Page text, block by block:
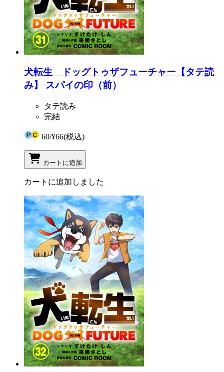
犬転生 ドッグトゥザフューチャー【タテ読
み】 スパイの印（前）
タテ読み
完結
60/¥66(税込)
カートに追加
カートに追加しました